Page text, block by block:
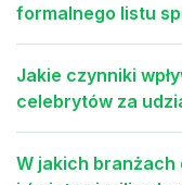
formalnego listu
Jakie czynniki
celebrytów za
W jakich branżach